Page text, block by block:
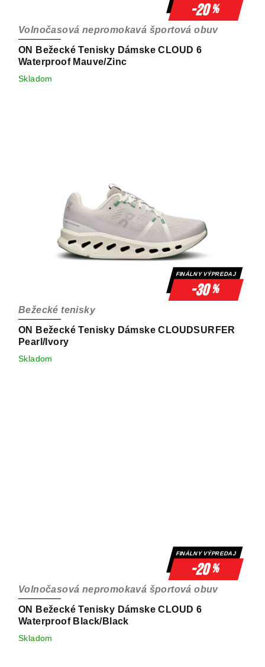
-20%
ON Bežecké Tenisky Dámske CLOUD 6
Waterproof Mauve/Zinc
Volnočasová nepromokavá športová obuv
Skladom
FINÁLNY VÝPREDAJ
-30%
ON Bežecké Tenisky Dámske CLOUDSURFER
Pearl/Ivory
Bežecké tenisky
Skladom
FINÁLNY VÝPREDAJ
-20%
ON Bežecké Tenisky Dámske CLOUD 6
Waterproof Black/Black
Volnočasová nepromokavá športová obuv
Skladom